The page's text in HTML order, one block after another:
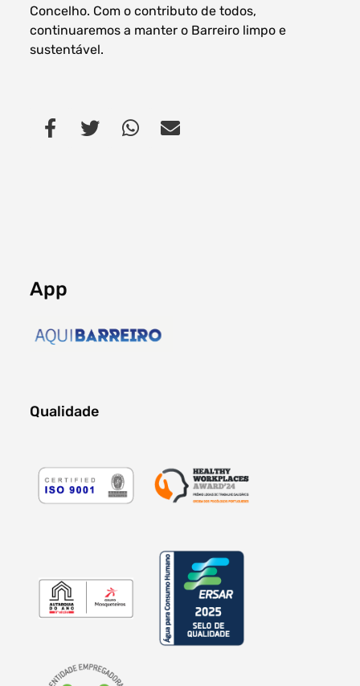
Concelho. Com o contributo de todos,
continuaremos a manter o Barreiro limpo e
sustentável.
App
Qualidade